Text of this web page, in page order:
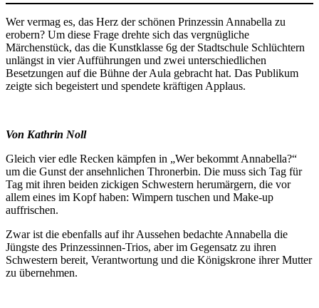
Wer vermag es, das Herz der schönen Prinzessin Annabella zu
erobern? Um diese Frage drehte sich das vergnügliche
Märchenstück, das die Kunstklasse 6g der Stadtschule Schlüchtern
unlängst in vier Aufführungen und zwei unterschiedlichen
Besetzungen auf die Bühne der Aula gebracht hat. Das Publikum
zeigte sich begeistert und spendete kräftigen Applaus.
Von Kathrin Noll
Gleich vier edle Recken kämpfen in „Wer bekommt Annabella?“
um die Gunst der ansehnlichen Thronerbin. Die muss sich Tag für
Tag mit ihren beiden zickigen Schwestern herumärgern, die vor
allem eines im Kopf haben: Wimpern tuschen und Make-up
auffrischen.
Zwar ist die ebenfalls auf ihr Aussehen bedachte Annabella die
Jüngste des Prinzessinnen-Trios, aber im Gegensatz zu ihren
Schwestern bereit, Verantwortung und die Königskrone ihrer Mutter
zu übernehmen.